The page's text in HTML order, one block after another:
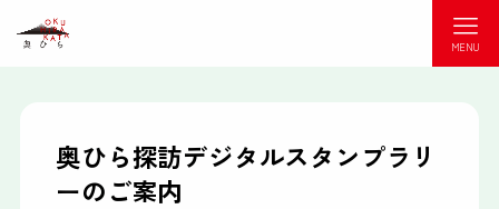
MENU
奥ひら探訪デジタルスタンプラリ
ーのご案内